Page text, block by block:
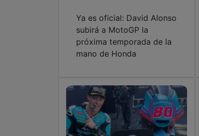
Ya es oficial: David Alonso
subirá a MotoGP la
próxima temporada de la
mano de Honda